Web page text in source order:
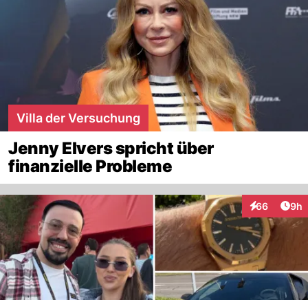
Villa der Versuchung
Jenny Elvers spricht über
finanzielle Probleme
66
Interaktionen
9h